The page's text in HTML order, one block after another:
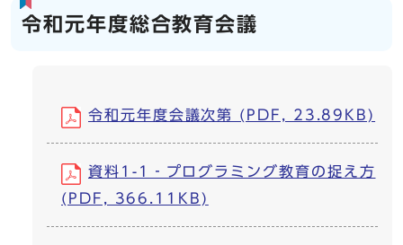
令和元年度総合教育会議
令和元年度会議次第 (PDF, 23.89KB)
資料1-1‐プログラミング教育の捉え方
(PDF, 366.11KB)